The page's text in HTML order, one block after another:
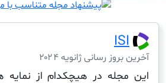
رسانی ژانویه ۲۰۲۴
در هیچکدام از نمایه های